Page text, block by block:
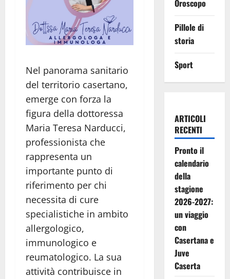
Nel panorama sanitario
del territorio casertano,
emerge con forza la
figura della dottoressa
Maria Teresa Narducci,
professionista che
rappresenta un
importante punto di
riferimento per chi
necessita di cure
specialistiche in ambito
allergologico,
immunologico e
reumatologico. La sua
attività contribuisce in
Oroscopo
Pillole di
storia
Sport
ARTICOLI
RECENTI
Pronto il
calendario
della
stagione
2026-2027:
un viaggio
con
Casertana e
Juve
Caserta